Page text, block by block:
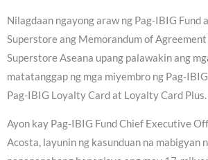
Nilagdaan ngayong araw ng Pag-IBIG Fund
Superstore ang Memorandum of
Superstore Aseana upang palawakin ang
matatanggap ng mga miyembro ng Pag-
Pag-IBIG Loyalty Card at Loyalty Card Plus.
Ayon kay Pag-IBIG Fund Chief Executive
Acosta, layunin ng kasunduan na mabigyan